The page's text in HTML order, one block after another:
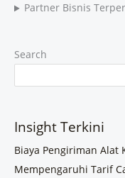
Partner Bisnis
Search
Insight Terkini
Biaya Pengiriman Alat
Mempengaruhi Tarif